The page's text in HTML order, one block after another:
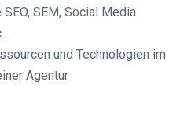
SEM, Social Media
und Technologien im
Agentur